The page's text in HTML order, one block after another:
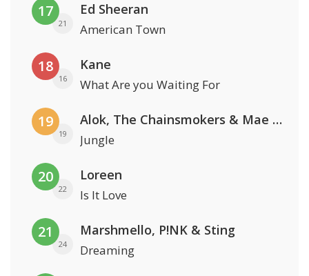
17
21
Ed Sheeran
American Town
18
16
Kane
What Are you Waiting For
19
19
Alok, The Chainsmokers & Mae Stephens
Jungle
20
22
Loreen
Is It Love
21
24
Marshmello, P!NK & Sting
Dreaming